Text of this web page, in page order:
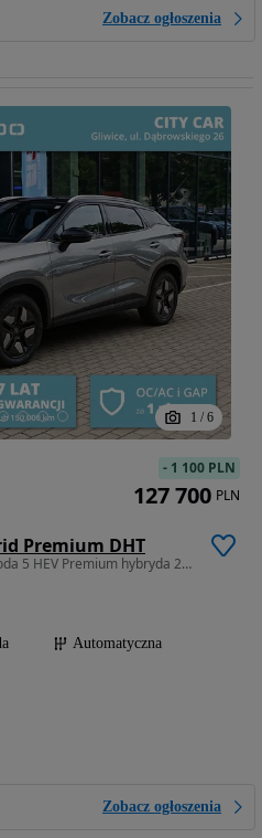
Zobacz ogłoszenia
1 / 6
Premium DHT
1499 cm3 • 224 KM • Gliwice Omoda 5 HEV Premium hybryda 224KM od ręki różne lakiery
Automatyczna
Zobacz ogłoszenia
- 1 100 PLN
127 700 PLN